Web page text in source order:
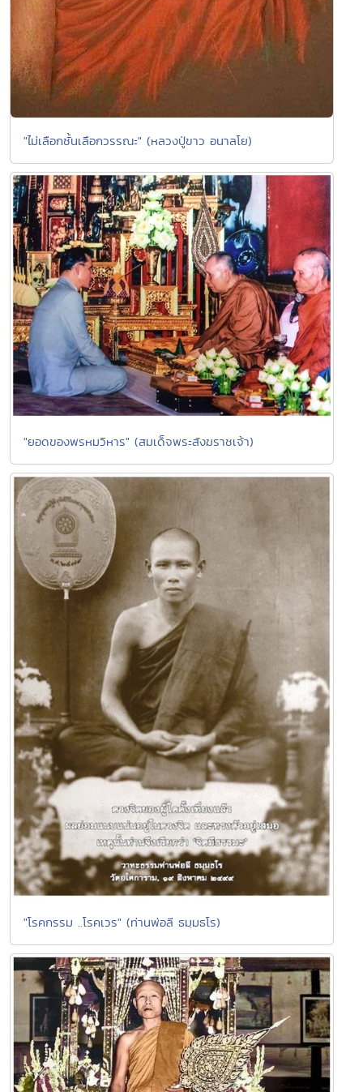
"ไม่เลือกชั้นเลือกวรรณะ" (หลวงปู่ขาว อนาลโย)
"ยอดของพรหมวิหาร" (สมเด็จพระสังฆราชเจ้า)
"โรคกรรม ..โรคเวร" (ท่านพ่อลี ธมฺมธโร)